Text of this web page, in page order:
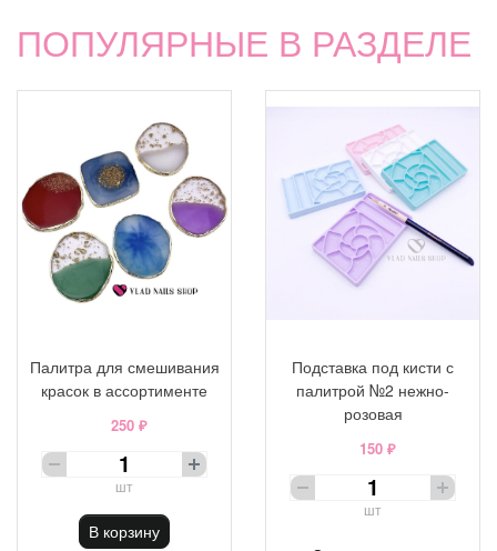
ПОПУЛЯРНЫЕ В РАЗДЕЛЕ
Палитра для смешивания
красок в ассортименте
250 ₽
шт
В корзину
Подставка под кисти с
палитрой №2 нежно-
розовая
150 ₽
шт